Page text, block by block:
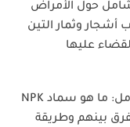
حول الأمراض
وثمار التين
عليها
دليل تفصيلي شامل: ما هو سماد NPK
بينهم وطريقة